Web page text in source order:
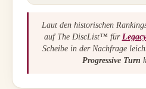
Laut den historischen
auf The DiscList™ für
Scheibe in der Nachfrage
Progressive Turn